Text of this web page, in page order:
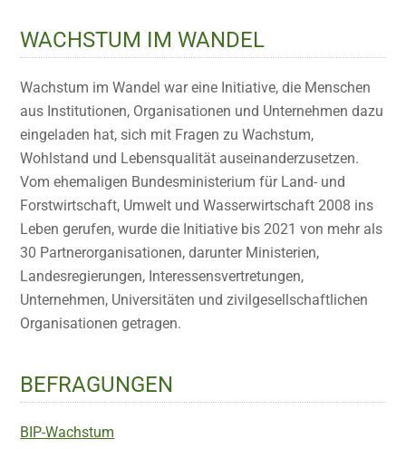
WACHSTUM IM WANDEL
Wachstum im Wandel war eine Initiative, die Menschen
aus Institutionen, Organisationen und Unternehmen dazu
eingeladen hat, sich mit Fragen zu Wachstum,
Wohlstand und Lebensqualität auseinanderzusetzen.
Vom ehemaligen Bundesministerium für Land- und
Forstwirtschaft, Umwelt und Wasserwirtschaft 2008 ins
Leben gerufen, wurde die Initiative bis 2021 von mehr als
30 Partnerorganisationen, darunter Ministerien,
Landesregierungen, Interessensvertretungen,
Unternehmen, Universitäten und zivilgesellschaftlichen
Organisationen getragen.
BEFRAGUNGEN
BIP-Wachstum